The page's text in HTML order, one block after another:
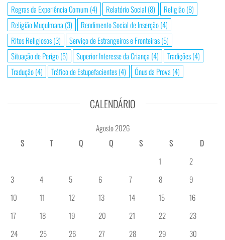
Regras da Experiência Comum (4) Relatório Social (8) Religião(8)
Religião Muçulmana (3) Rendimento Social de Inserção(4)
Ritos Religiosos(3) Serviço de Estrangeiros e Fronteiras(5)
Situação de Perigo(5) Superior Interesse da Criança (4) Tradições(4)
Tradução(4) Tráfico de Estupefacientes(4) Ónus da Prova (4)
CALENDÁRIO
Agosto 2026
S
T Q Q S S
D
1
2
3
4 5 6 7 8
9
10
11 12 13 14 15
16
17
18 19 20 21 22
23
24
25 26 27 28 29
30